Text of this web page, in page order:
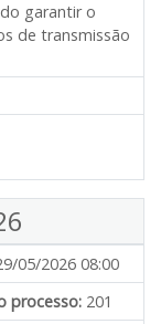
garantir o
de transmissão
05/2026 08:00
processo: 201